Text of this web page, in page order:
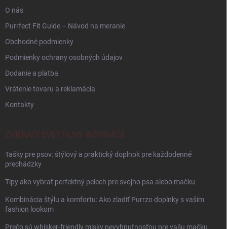
O nás
Purrfect Fit Guide – Návod na meranie
Obchodné podmienky
Podmienky ochrany osobných údajov
Dodanie a platba
Vrátenie tovaru a reklamácia
Kontakty
ZVIERACÍ SVET PLNÝ INŠPIRÁCIÍ
Tašky pre psov: štýlový a praktický doplnok pre každodenné
prechádzky
Tipy ako vybrať perfektný pelech pre svojho psa alebo mačku
Kombinácia štýlu a komfortu: Ako zladiť Purrzo doplnky s vaším
fashion lookom
Prečo sú whisker-friendly misky nevyhnutnosťou pre vašu mačku